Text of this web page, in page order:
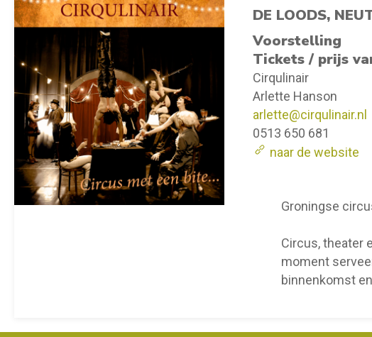
DE LOODS,
Voorstelling
Tickets / prijs
Cirqulinair
Arlette Hanson
arlette@cirqulinair.nl
0513 650 681
naar de website
Groningse
Circus, theater
moment
binnenkomst